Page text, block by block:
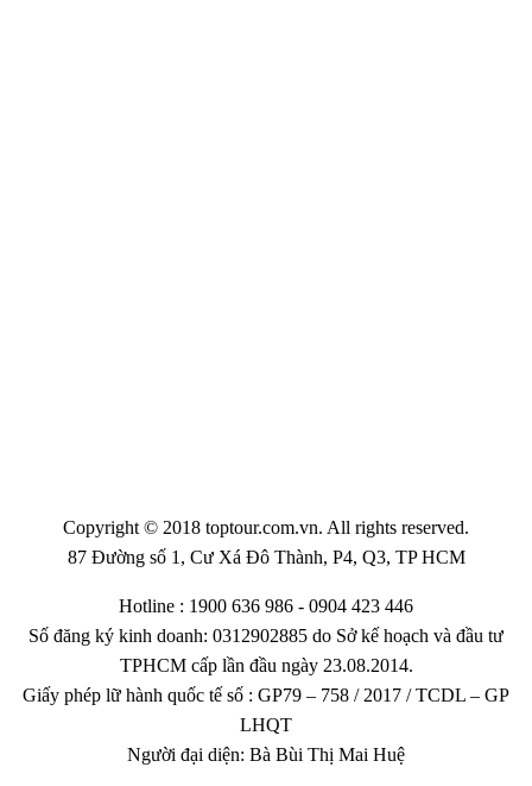
Copyright © 2018 toptour.com.vn. All rights reserved.
87 Đường số 1, Cư Xá Đô Thành, P4, Q3, TP HCM
Hotline : 1900 636 986 - 0904 423 446
Số đăng ký kinh doanh: 0312902885 do Sở kế hoạch và đầu tư
TPHCM cấp lần đầu ngày 23.08.2014.
Giấy phép lữ hành quốc tế số : GP79 – 758 / 2017 / TCDL – GP
LHQT
Người đại diện: Bà Bùi Thị Mai Huệ